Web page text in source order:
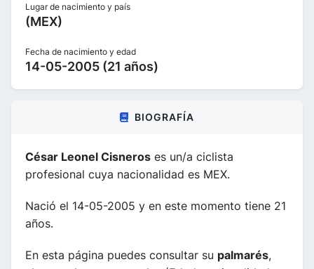
Lugar de nacimiento y país
(MEX)
Fecha de nacimiento y edad
14-05-2005 (21 años)
BIOGRAFÍA
César Leonel Cisneros es un/a ciclista
profesional cuya nacionalidad es MEX.
Nació el 14-05-2005 y en este momento tiene 21
años.
En esta página puedes consultar su palmarés,